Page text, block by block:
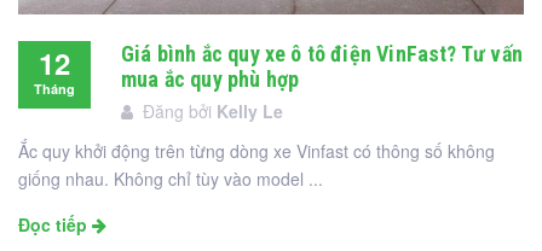
12
Tháng
Giá bình ắc quy xe ô tô điện VinFast? Tư vấn
mua ắc quy phù hợp
Đăng bởi Kelly Le
Ắc quy khởi động trên từng dòng xe Vinfast có thông số không
giống nhau. Không chỉ tùy vào model ...
Đọc tiếp